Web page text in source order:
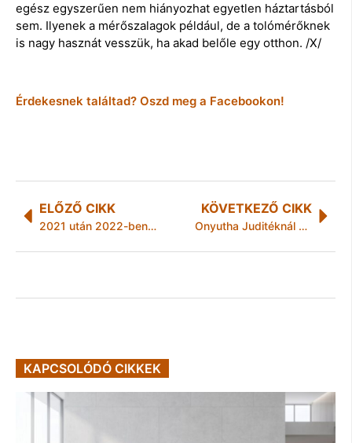
egész egyszerűen nem hiányozhat egyetlen háztartásból
sem. Ilyenek a mérőszalagok például, de a tolómérőknek
is nagy hasznát vesszük, ha akad belőle egy otthon. /X/
Érdekesnek találtad? Oszd meg a Facebookon!
ELŐZŐ CIKK
2021 után 2022-ben sem rendezhet Miskolc Kocsonyafesztivált
KÖVETKEZŐ CIKK
Onyutha Juditéknál karácsonykor is a férfi az úr a konyhában
KAPCSOLÓDÓ CIKKEK